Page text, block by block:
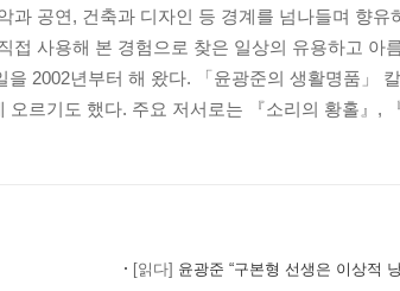
과 공연, 건축과 디자인 등 경계를 넘나들며 향유
접 사용해 본 경험으로 찾은 일상의 유용하고 아
을 2002년부터 해 왔다. 「윤광준의 생활명품」
오르기도 했다. 주요 저서로는 『소리의 황홀』,
[읽다] 윤광준 “구본형 선생은 이상적